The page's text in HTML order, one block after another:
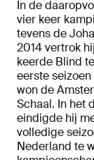
In de
vier keer
tevens de
2014 vertrok
keerde Blind
eerste
won de
Schaal. In het
eindigde hij
volledige
Nederland te